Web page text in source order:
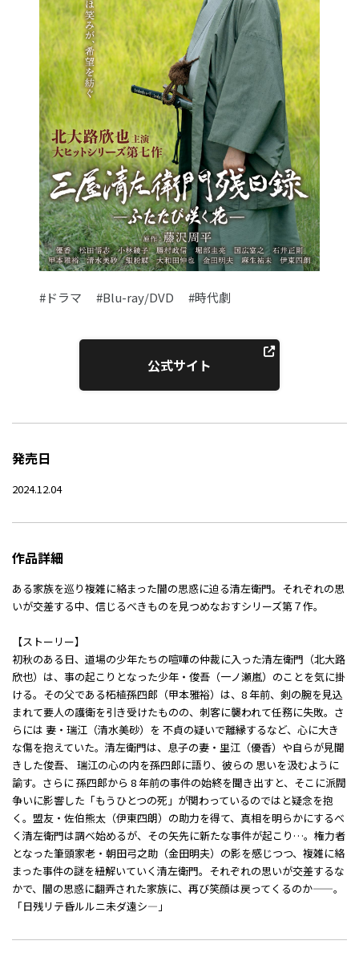
#ドラマ #Blu-ray/DVD #時代劇
公式サイト
発売日
2024.12.04
作品詳細
ある家族を巡り複雑に絡まった闇の思惑に迫る清左衛門。それぞれの思
いが交差する中、信じるべきものを見つめなおすシリーズ第７作。
【ストーリー】
初秋のある日、道場の少年たちの喧嘩の仲裁に入った清左衛門（北大路
欣也）は、事の起こりとなった少年・俊吾（一ノ瀬嵐）のことを気に掛
ける。その父である柘植孫四郎（甲本雅裕）は、8 年前、剣の腕を見込
まれて要人の護衛を引き受けたものの、刺客に襲われて任務に失敗。さ
らには 妻・瑞江（清水美砂）を 不貞の疑いで離縁するなど、心に大き
な傷を抱えていた。清左衛門は、息子の妻・里江（優香）や自らが見聞
きした俊吾、 瑞江の心の内を孫四郎に語り、彼らの 思いを汲むように
諭す。さらに 孫四郎から 8 年前の事件の始終を聞き出すと、そこに派閥
争いに影響した「もうひとつの死」が関わっているのではと疑念を抱
く。盟友・佐伯熊太（伊東四朗）の助力を得て、真相を明らかにするべ
く清左衛門は調べ始めるが、その矢先に新たな事件が起こり…。権力者
となった筆頭家老・朝田弓之助（金田明夫）の影を感じつつ、複雑に絡
まった事件の謎を紐解いていく清左衛門。それぞれの思いが交差するな
かで、闇の思惑に翻弄された家族に、再び笑顔は戻ってくるのか——。
「日残リテ昏ルルニ未ダ遠シ―」